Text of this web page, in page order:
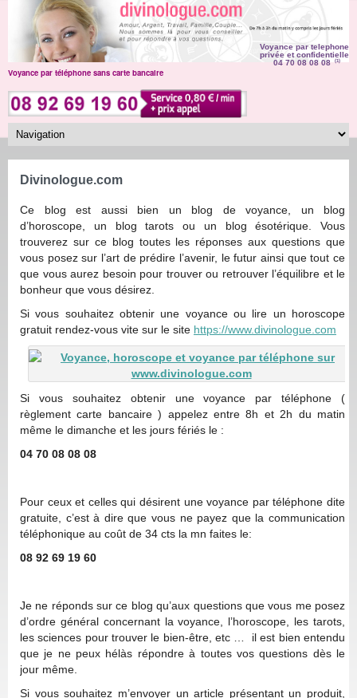
Voyance par telephone
privée et confidentielle
04 70 08 08 08
(1)
Voyance par téléphone sans carte bancaire
Divinologue.com
Ce blog est aussi bien un blog de voyance, un blog
d’horoscope, un blog tarots ou un blog ésotérique. Vous
trouverez sur ce blog toutes les réponses aux questions que
vous posez sur l’art de prédire l’avenir, le futur ainsi que tout ce
que vous aurez besoin pour trouver ou retrouver l’équilibre et le
bonheur que vous désirez.
Si vous souhaitez obtenir une voyance ou lire un horoscope
gratuit rendez-vous vite sur le site https://www.divinologue.com
Si vous souhaitez obtenir une voyance par téléphone (
règlement carte bancaire ) appelez entre 8h et 2h du matin
même le dimanche et les jours fériés le :
04 70 08 08 08
Pour ceux et celles qui désirent une voyance par téléphone dite
gratuite, c’est à dire que vous ne payez que la communication
téléphonique au coût de 34 cts la mn faites le:
08 92 69 19 60
Je ne réponds sur ce blog qu’aux questions que vous me posez
d’ordre général concernant la voyance, l’horoscope, les tarots,
les sciences pour trouver le bien-être, etc … il est bien entendu
que je ne peux hélàs répondre à toutes vos questions dès le
jour même.
Si vous souhaitez m’envoyer un article présentant un produit,